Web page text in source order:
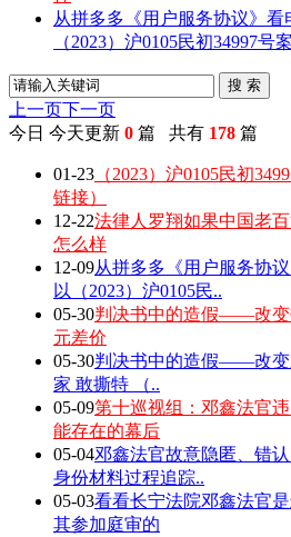
从拼多多《用户服务协议》
（2023）沪0105民初34997号
搜 索
上一页下一页
今日 今天更新 0 篇 共有 178 篇
01-23 （2023）沪0105民初
链接）
12-22法律人罗翔如果中国老
怎么样
12-09从拼多多《用户服务协
以（2023）沪0105民..
05-30判决书中的造假——改
元差价
05-30判决书中的造假——改
家 敢撕特 （..
05-09第十巡视组：邓鑫法官
能存在的幕后
05-04邓鑫法官故意隐匿、错
身份材料过程追踪..
05-03看看长宁法院邓鑫法官
其参加庭审的